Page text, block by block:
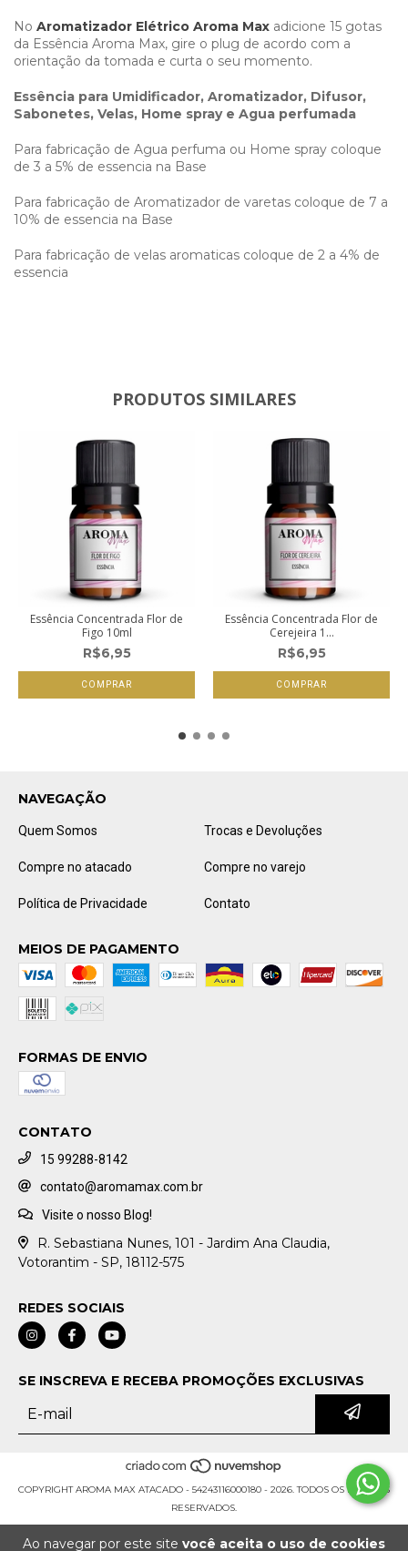
Ao navegar por este site você aceita o uso de cookies
No Aromatizador Elétrico Aroma Max adicione 15 gotas
da Essência Aroma Max, gire o plug de acordo com a
orientação da tomada e curta o seu momento.
Essência para Umidificador, Aromatizador, Difusor,
Sabonetes, Velas, Home spray e Agua perfumada
Para fabricação de Agua perfuma ou Home spray coloque
de 3 a 5% de essencia na Base
Para fabricação de Aromatizador de varetas coloque de 7 a
10% de essencia na Base
Para fabricação de velas aromaticas coloque de 2 a 4% de
essencia
PRODUTOS SIMILARES
Essência Concentrada Flor de
Figo 10ml
R$6,95
Essência Concentrada Flor de
Cerejeira 1...
R$6,95
NAVEGAÇÃO
Quem Somos Trocas e Devoluções
Compre no atacado Compre no varejo
Política de Privacidade Contato
MEIOS DE PAGAMENTO
FORMAS DE ENVIO
CONTATO
15 99288-8142
contato@aromamax.com.br
Visite o nosso Blog!
R. Sebastiana Nunes, 101 - Jardim Ana Claudia,
Votorantim - SP, 18112-575
REDES SOCIAIS
SE INSCREVA E RECEBA PROMOÇÕES EXCLUSIVAS
COPYRIGHT AROMA MAX ATACADO - 54243116000180 - 2026. TODOS OS DIREITOS
RESERVADOS.